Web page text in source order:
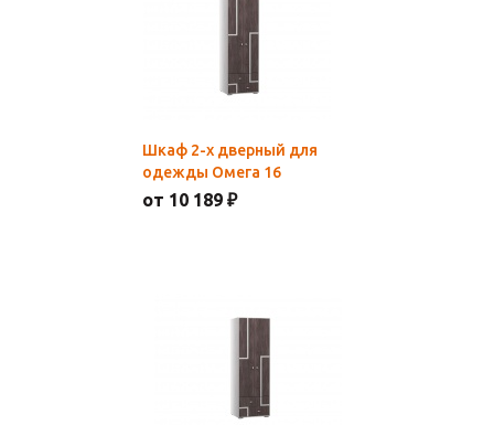
Шкаф 2-х дверный для
одежды Омега 16
от 10 189 ₽